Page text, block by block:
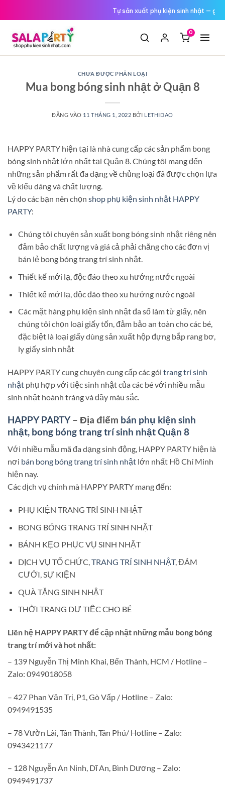
nội
dung
Đổi trả miễn phí nếu hàng lỗi
0
CHƯA ĐƯỢC PHÂN LOẠI
Mua bong bóng sinh nhật ở Quận 8
ĐĂNG VÀO 11 THÁNG 1, 2022 BỞI LETHIDAO
HAPPY PARTY hiện tại là nhà cung cấp các sản phẩm bong
bóng sinh nhật lớn nhất tại Quận 8. Chúng tôi mang đến
những sản phẩm rất đa dạng về chủng loại đã được chọn lựa
về kiểu dáng và chất lượng.
Lý do các bạn nên chọn shop phụ kiện sinh nhật HAPPY
PARTY:
Chúng tôi chuyên sản xuất bong bóng sinh nhật riêng nên
đảm bảo chất lượng và giá cả phải chăng cho các đơn vị
bán lẻ bong bóng trang trí sinh nhật.
Thiết kế mới lạ, độc đáo theo xu hướng nước ngoài
Thiết kế mới lạ, độc đáo theo xu hướng nước ngoài
Các mặt hàng phụ kiện sinh nhật đa số làm từ giấy, nên
chúng tôi chọn loại giấy tốn, đảm bảo an toàn cho các bé,
đặc biệt là loại giấy dùng sản xuất hộp đựng bắp rang bơ,
ly giấy sinh nhật
HAPPY PARTY cung chuyên cung cấp các gói trang trí sinh
nhật phụ hợp với tiệc sinh nhật của các bé với nhiều mẫu
sinh nhật hoành tráng và đầy màu sắc.
HAPPY PARTY– Địa điểm bán phụ kiện sinh
nhật, bong bóng trang trí sinh nhật Quận 8
Với nhiều mẫu mã đa dạng sinh động, HAPPY PARTY hiện là
nơi bán bong bóng trang trí sinh nhật lớn nhất Hồ Chí Minh
hiện nay.
Các dịch vụ chính mà HAPPY PARTY mang đến:
PHỤ KIỆN TRANG TRÍ SINH NHẬT
BONG BÓNG TRANG TRÍ SINH NHẬT
BÁNH KẸO PHỤC VỤ SINH NHẬT
DỊCH VỤ TỔ CHỨC,TRANG TRÍ SINH NHẬT, ĐÁM
CƯỚI, SỰ KIỆN
QUÀ TẶNG SINH NHẬT
THỜI TRANG DỰ TIỆC CHO BÉ
Liên hệ HAPPY PARTY để cập nhật những mẫu bong bóng
trang trí mới và hot nhất:
– 139 Nguyễn Thị Minh Khai, Bến Thành, HCM / Hotline –
Zalo: 0949018058
– 427 Phan Văn Trị, P1, Gò Vấp / Hotline – Zalo:
0949491535
– 78 Vườn Lài, Tân Thành, Tân Phú/ Hotline – Zalo:
0943421177
– 128 Nguyễn An Ninh, Dĩ An, Bình Dương – Zalo:
0949491737